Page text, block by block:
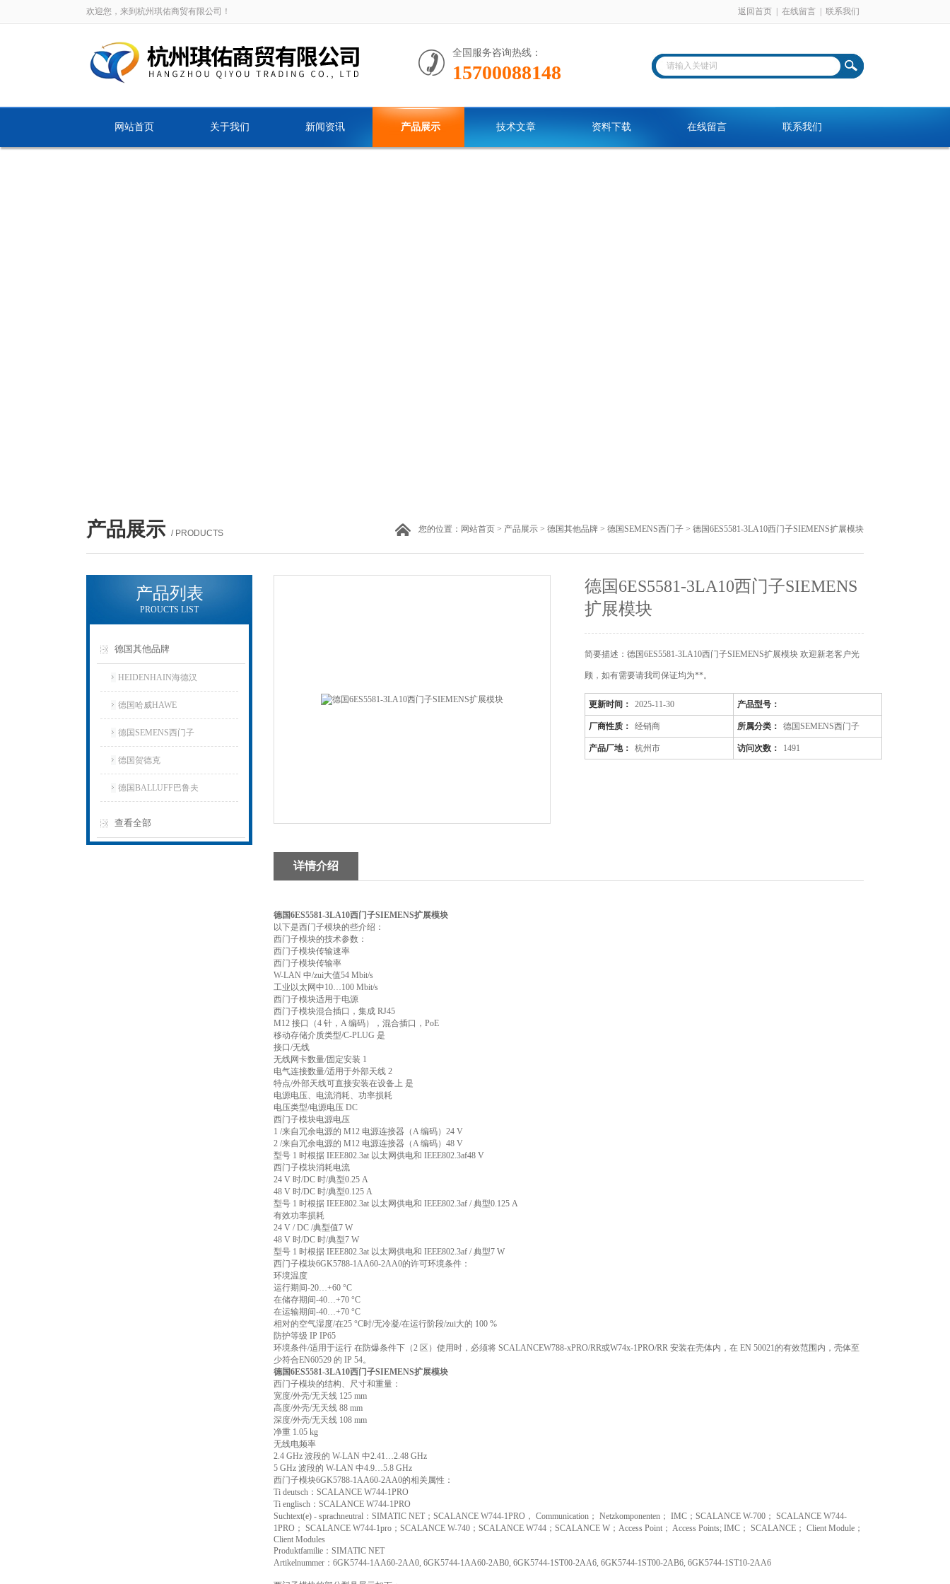
欢迎您，来到杭州琪佑商贸有限公司！ 返回首页 在线留言 联系我们
全国服务咨询热线：
15700088148
网站首页 关于我们 新闻资讯 产品展示 技术文章 资料下载 在线留言 联系我们
产品展示 / PRODUCTS 您的位置： 网站首页 > 产品展示 > 德国其他品牌 > 德国SEMENS西门子 > 德国6ES5581-3LA10西门子SIEMENS扩展模块
产品列表
PROUCTS LIST
德国其他品牌
HEIDENHAIN海德汉
德国哈威HAWE
德国SEMENS西门子
德国贺德克
德国BALLUFF巴鲁夫
查看全部
德国6ES5581-3LA10西门子SIEMENS
扩展模块
简要描述：德国6ES5581-3LA10西门子SIEMENS扩展模块 欢迎新老客户光
顾，如有需要请我司保证均为**。
更新时间： 2025-11-30 产品型号：
厂商性质： 经销商 所属分类： 德国SEMENS西门子
产品厂地： 杭州市 访问次数： 1491
详情介绍
德国6ES5581-3LA10西门子SIEMENS扩展模块
以下是西门子模块的些介绍：
西门子模块的技术参数：
西门子模块传输速率
西门子模块传输率
W-LAN 中/zui大值54 Mbit/s
工业以太网中10…100 Mbit/s
西门子模块适用于电源
西门子模块混合插口，集成 RJ45
M12 接口（4 针，A 编码），混合插口，PoE
移动存储介质类型/C-PLUG 是
接口/无线
无线网卡数量/固定安装 1
电气连接数量/适用于外部天线 2
特点/外部天线可直接安装在设备上 是
电源电压、电流消耗、功率损耗
电压类型/电源电压 DC
西门子模块电源电压
1 /来自冗余电源的 M12 电源连接器（A 编码）24 V
2 /来自冗余电源的 M12 电源连接器（A 编码）48 V
型号 1 时根据 IEEE802.3at 以太网供电和 IEEE802.3af48 V
西门子模块消耗电流
24 V 时/DC 时/典型0.25 A
48 V 时/DC 时/典型0.125 A
型号 1 时根据 IEEE802.3at 以太网供电和 IEEE802.3af / 典型0.125 A
有效功率损耗
24 V / DC /典型值7 W
48 V 时/DC 时/典型7 W
型号 1 时根据 IEEE802.3at 以太网供电和 IEEE802.3af / 典型7 W
西门子模块6GK5788-1AA60-2AA0的许可环境条件：
环境温度
运行期间-20…+60 °C
在储存期间-40…+70 °C
在运输期间-40…+70 °C
相对的空气湿度/在25 °C时/无冷凝/在运行阶段/zui大的 100 %
防护等级 IP IP65
环境条件/适用于运行 在防爆条件下（2 区）使用时，必须将 SCALANCEW788-xPRO/RR或W74x-1PRO/RR 安装在壳体内，在 EN 50021的有效范围内，壳体至
少符合EN60529 的 IP 54。
德国6ES5581-3LA10西门子SIEMENS扩展模块
西门子模块的结构、尺寸和重量：
宽度/外壳/无天线 125 mm
高度/外壳/无天线 88 mm
深度/外壳/无天线 108 mm
净重 1.05 kg
无线电频率
2.4 GHz 波段的 W-LAN 中2.41…2.48 GHz
5 GHz 波段的 W-LAN 中4.9…5.8 GHz
西门子模块6GK5788-1AA60-2AA0的相关属性：
Ti deutsch：SCALANCE W744-1PRO
Ti englisch：SCALANCE W744-1PRO
Suchtext(e) - sprachneutral：SIMATIC NET；SCALANCE W744-1PRO， Communication； Netzkomponenten； IMC；SCALANCE W-700； SCALANCE W744-
1PRO； SCALANCE W744-1pro；SCALANCE W-740；SCALANCE W744；SCALANCE W；Access Point； Access Points; IMC； SCALANCE； Client Module；
Client Modules
Produktfamilie：SIMATIC NET
Artikelnummer：6GK5744-1AA60-2AA0, 6GK5744-1AA60-2AB0, 6GK5744-1ST00-2AA6, 6GK5744-1ST00-2AB6, 6GK5744-1ST10-2AA6